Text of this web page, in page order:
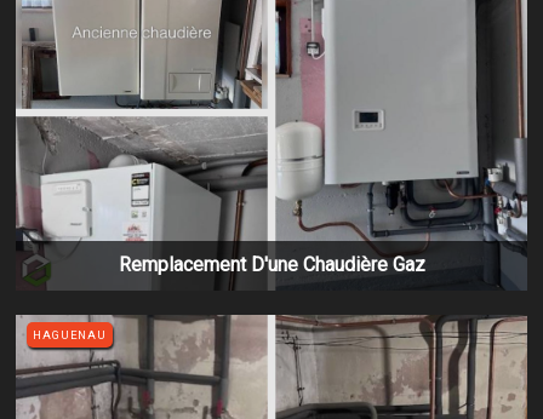
Remplacement D'une Chaudière Gaz
HAGUENAU